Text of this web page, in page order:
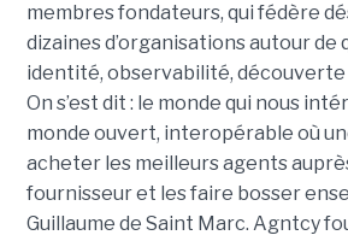
membres fondateurs, qui fédère
dizaines d’organisations autour de
identité, observabilité, découverte
On s’est dit : le monde qui nous
monde ouvert, interopérable où
acheter les meilleurs agents
fournisseur et les faire bosser
Guillaume de Saint Marc. Agntcy